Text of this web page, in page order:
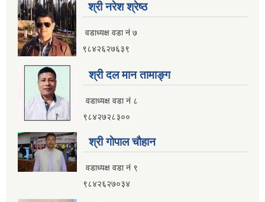
श्री नरेश श्रेष्ठ
वडाध्यक्ष वडा नं ७
९८४२६२७६३९
श्री दल मान तामाङ्ग
वडाध्यक्ष वडा नं ८
९८४२७२८३००
श्री गाेपाल चाैहान
वडाध्यक्ष वडा नं ९
९८४२६२७०३४